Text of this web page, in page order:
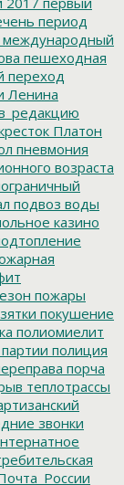
период
международный
пешеходная
переход
Ленина
Платон
пневмония
возраста
подвоз воды
казино
пожары
покушение
полиомиелит
полиция
порча
теплотрассы
звонки